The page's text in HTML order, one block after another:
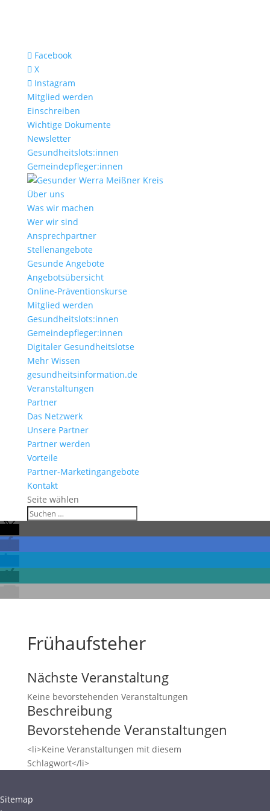
Facebook
X
Instagram
Mitglied werden
Einschreiben
Wichtige Dokumente
Newsletter
Gesundheitslots:innen
Gemeindepfleger:innen
Über uns
Was wir machen
Wer wir sind
Ansprechpartner
Stellenangebote
Gesunde Angebote
Angebotsübersicht
Online-Präventionskurse
Mitglied werden
Gesundheitslots:innen
Gemeindepfleger:innen
Digitaler Gesundheitslotse
Mehr Wissen
gesundheitsinformation.de
Veranstaltungen
Partner
Das Netzwerk
Unsere Partner
Partner werden
Vorteile
Partner-Marketingangebote
Kontakt
Seite wählen
Frühaufsteher
Nächste Veranstaltung
Keine bevorstehenden Veranstaltungen
Beschreibung
Bevorstehende Veranstaltungen
<li>Keine Veranstaltungen mit diesem
Schlagwort</li>
Sitemap